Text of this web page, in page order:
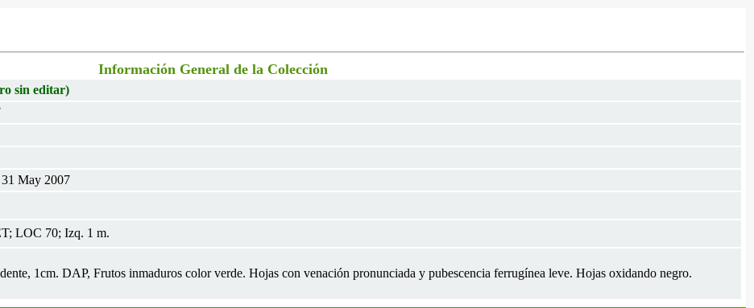
Información General de la Colección
sin editar)
May 2007
LOC 70; Izq. 1 m.
1cm. DAP, Frutos inmaduros color verde. Hojas con venación pronunciada y pubescencia ferrugínea leve. Hojas oxidando negro.